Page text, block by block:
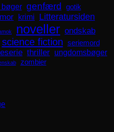
bøger genfærd
gotik
krimi Litteratursiden
noveller ondskab
science fiction seriemord
thriller ungdomsbøger
zombier